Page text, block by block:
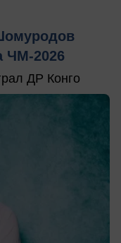
ЧМ-2026
ДР Конго